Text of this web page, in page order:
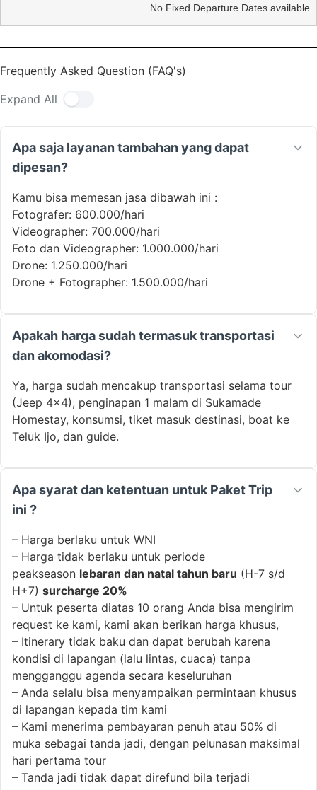
No Fixed Departure Dates available.
Frequently Asked Question (FAQ's)
Expand All
Apa saja layanan tambahan yang dapat
dipesan?
Kamu bisa memesan jasa dibawah ini :
Fotografer: 600.000/hari
Videographer: 700.000/hari
Foto dan Videographer: 1.000.000/hari
Drone: 1.250.000/hari
Drone + Fotographer: 1.500.000/hari
Apakah harga sudah termasuk transportasi
dan akomodasi?
Ya, harga sudah mencakup transportasi selama tour
(Jeep 4x4), penginapan 1 malam di Sukamade
Homestay, konsumsi, tiket masuk destinasi, boat ke
Teluk Ijo, dan guide.
Apa syarat dan ketentuan untuk Paket Trip
ini ?
– Harga berlaku untuk WNI
– Harga tidak berlaku untuk periode
peakseason lebaran dan natal tahun baru (H-7 s/d
H+7) surcharge 20%
– Untuk peserta diatas 10 orang Anda bisa mengirim
request ke kami, kami akan berikan harga khusus,
– Itinerary tidak baku dan dapat berubah karena
kondisi di lapangan (lalu lintas, cuaca) tanpa
mengganggu agenda secara keseluruhan
– Anda selalu bisa menyampaikan permintaan khusus
di lapangan kepada tim kami
– Kami menerima pembayaran penuh atau 50% di
muka sebagai tanda jadi, dengan pelunasan maksimal
hari pertama tour
– Tanda jadi tidak dapat direfund bila terjadi